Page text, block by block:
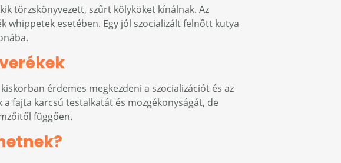
törzskönyvezett, szűrt kölyköket kínálnak. Az
whippetek esetében. Egy jól szocializált felnőtt kutya
érdemes megkezdeni a szocializációt és az
fajta karcsú testalkatát és mozgékonyságát, de
függően.